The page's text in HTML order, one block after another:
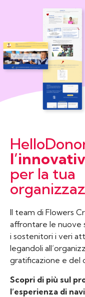
per la tua
Il team di Flowers
affrontare le nuove
i sostenitori i veri
legandoli
gratificazione e del
Scopri di più sul
l’esperienza di